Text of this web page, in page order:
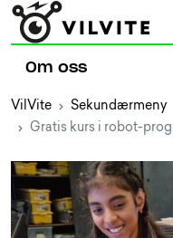
Om oss
Jobb hos VilVite
Prosjekter
Aktuelt
Ansatte
VilVite Sekundærmeny
Gratis kurs i robot-